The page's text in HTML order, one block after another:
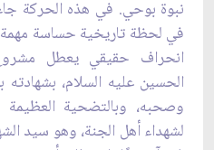
نبوة بوحي. في هذه الحركة
في لحظة تاريخية حساسة
انحراف حقيقي يعطل مشروع
الحسين عليه السلام، بشهادته
وصحبه، وبالتضحية العظيمة
لشهداء أهل الجنة، وهو سيد